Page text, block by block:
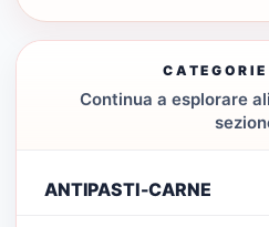
Continua a esplorare
ANTIPASTI-CARNE